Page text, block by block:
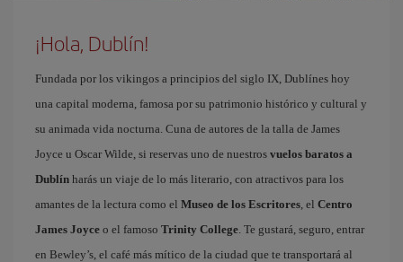
¡Hola, Dublín!
Fundada por los vikingos a principios del siglo IX, Dublínes hoy
una capital moderna, famosa por su patrimonio histórico y cultural y
su animada vida nocturna. Cuna de autores de la talla de James
Joyce u Oscar Wilde, si reservas uno de nuestros vuelos baratos a
Dublín harás un viaje de lo más literario, con atractivos para los
amantes de la lectura como el Museo de los Escritores , el Centro
James Joyce o el famoso Trinity College . Te gustará, seguro, entrar
en Bewley’s, el café más mítico de la ciudad que te transportará al